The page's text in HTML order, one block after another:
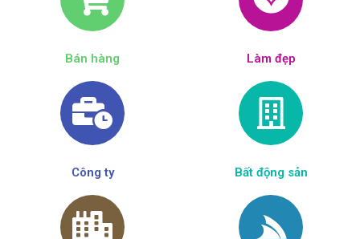
Bán hàng Làm đẹp​
Công ty Bất động sản